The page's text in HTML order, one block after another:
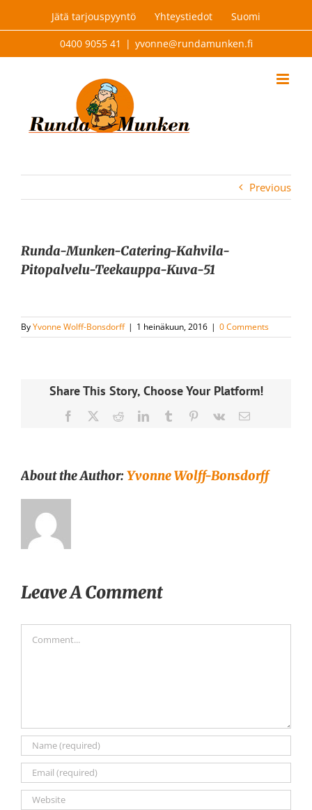
Jätä tarjouspyyntö Yhteystiedot Suomi
0400 9055 41 | yvonne@rundamunken.fi
Previous
Runda-Munken-Catering-Kahvila-
Pitopalvelu-Teekauppa-Kuva-51
ByYvonne Wolff-Bonsdorff | 1 heinäkuun, 2016 | 0 Comments
Share This Story, Choose Your Platform!
Facebook RedditLinkedInTumblr Pinterest
Vk Email
About the Author:Yvonne Wolff-Bonsdorff
Leave A Comment